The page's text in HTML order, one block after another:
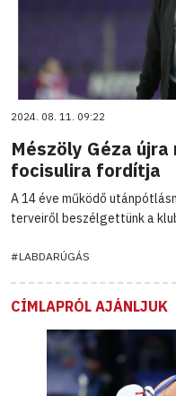
2024. 08. 11. 09:22
Mészöly Géza
focisulira fordítja
A 14 éve működő
terveiről beszélgettünk a
#LABDARÚGÁS
CÍMLAPRÓL AJÁNLJUK